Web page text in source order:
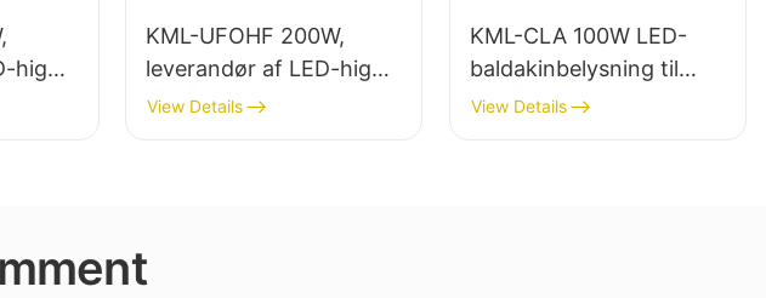
high
andre
KML-UFOHF 200W,
leverandør af LED-high
bay-lys til indendørs
belysning i
View Details
KML-CLA 100W LED-
baldakinbelysning til
indendørs områder
såsom tankstationer og
View Details